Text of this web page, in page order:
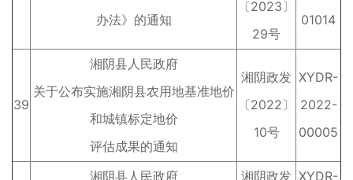
办法》的通知
〔2023〕
29号
01014
39
湘阴县人民政府
关于公布实施湘阴县农用地基准地价
和城镇标定地价
评估成果的通知
湘阴政发
〔2022〕
10号
XYDR-
2022-
00005
湘阴县人民政府
湘阴政发 XYDR-